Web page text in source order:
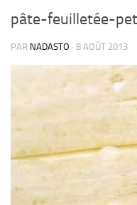
pâte-feuilletée-
PAR NADASTO · 8 AOÛT 2013